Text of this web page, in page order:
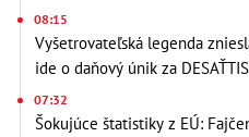
08:15
Vyšetrovateľská legenda
ide o daňový únik za
07:32
Šokujúce štatistiky z EÚ: